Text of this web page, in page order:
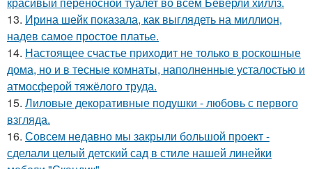
13. Ирина шейк показала, как выглядеть на миллион,
надев самое простое платье.
14. Настоящее счастье приходит не только в роскошные
дома, но и в тесные комнаты, наполненные усталостью и
атмосферой тяжёлого труда.
15. Лиловые декоративные подушки - любовь с первого
взгляда.
16. Совсем недавно мы закрыли большой проект -
сделали целый детский сад в стиле нашей линейки